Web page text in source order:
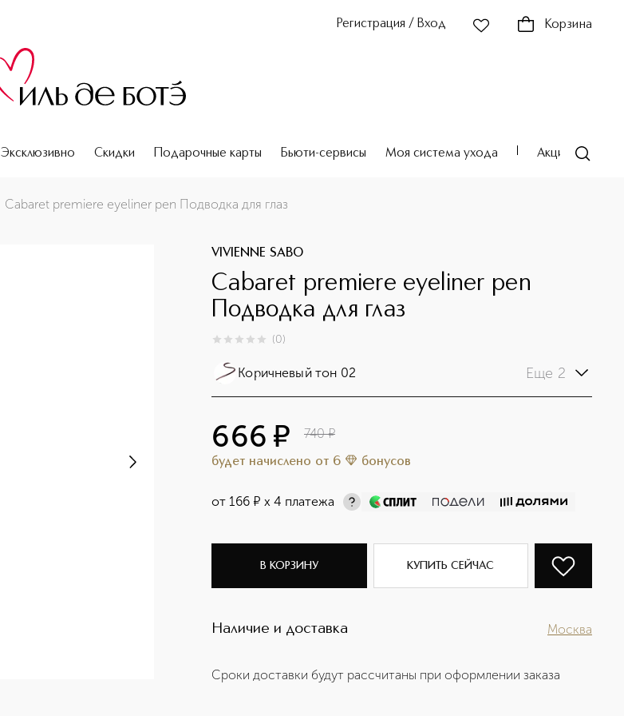
Регистрация / Вход Корзина
Эксклюзивно Скидки Подарочные карты Бьюти-сервисы Моя система ухода Акции
Cabaret premiere eyeliner рen Подводка для глаз
VIVIENNE SABO
Cabaret premiere eyeliner рen
Подводка для глаз
0из 0 (0)
Коричневый тон 02 Еще 2
666 ¤ 740 ¤
будет начислено от 6 бонусов
от 166 ¤ х 4 платежа
В КОРЗИНУ КУПИТЬ СЕЙЧАС
Наличие и доставка Москва
Сроки доставки будут рассчитаны при оформлении заказа